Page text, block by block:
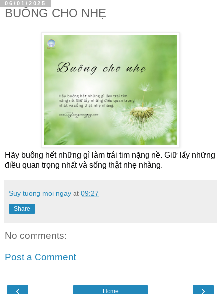
06/01/2025
BUÔNG CHO NHẸ
Hãy buông hết những gì làm trái tim nặng nề. Giữ lấy những
điều quan trọng nhất và sống thật nhẹ nhàng.
Suy tuong moi ngay at 09:27
Share
No comments:
Post a Comment
‹ ›
Home